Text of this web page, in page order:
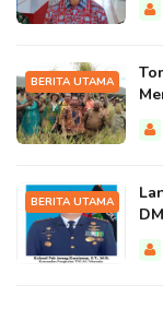
BERITA UTAMA
BERITA UTAMA